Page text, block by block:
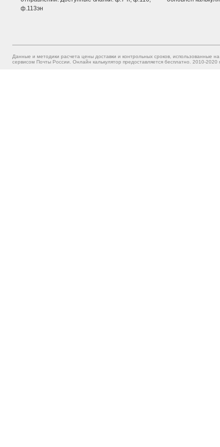
ф.113эн
Данные и методики расчета цены доставки и контрольных сроков, использованные
сервисом Почты России. Онлайн калькулятор предоставляется бесплатно. 2010-2020